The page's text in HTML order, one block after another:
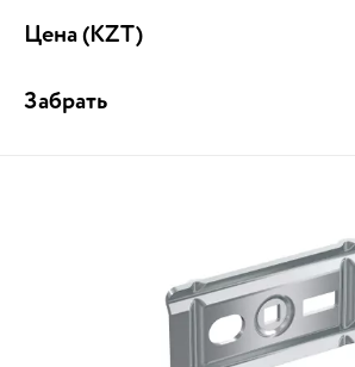
Цена(KZT)
Забрать